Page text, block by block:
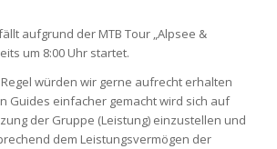
aufgrund der MTB Tour „Alpsee &
um 8:00 Uhr startet.
würden wir gerne aufrecht erhalten
Guides einfacher gemacht wird sich auf
der Gruppe (Leistung) einzustellen und
dem Leistungsvermögen der